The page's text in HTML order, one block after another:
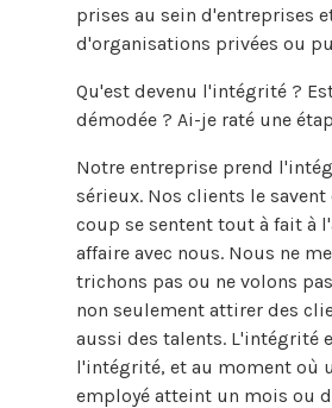
prises au sein d'entreprises
d'organisations privées ou
Qu'est devenu l'intégrité ?
démodée ? Ai-je raté une
Notre entreprise prend
sérieux. Nos clients le
coup se sentent tout à fait à
affaire avec nous. Nous ne
trichons pas ou ne volons
non seulement attirer des
aussi des talents. L'intégrité
l'intégrité, et au moment où
employé atteint un mois ou